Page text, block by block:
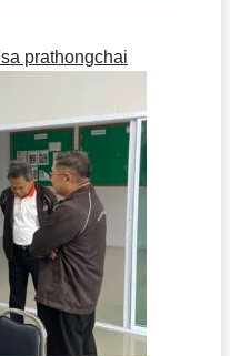
prathongchai